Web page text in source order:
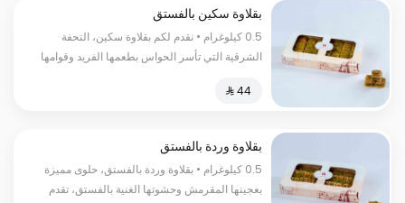
بقلاوة سكين بالفستق
0.5 كيلوغرام • نقدم لكم بقلاوة سكين، التحفة
الشرقية التي تأسر الحواس بطعمها الفريد وقوامها
السعرات الحرارية:١٣٠سعرة حرارية
⁨⁦‪‬ 44⁩
بقلاوة وردة بالفستق
0.5 كيلوغرام • بقلاوة وردة بالفستق، حلوى مميزة
بعجينها المقرمش وحشوتها الغنية بالفستق، تقدم